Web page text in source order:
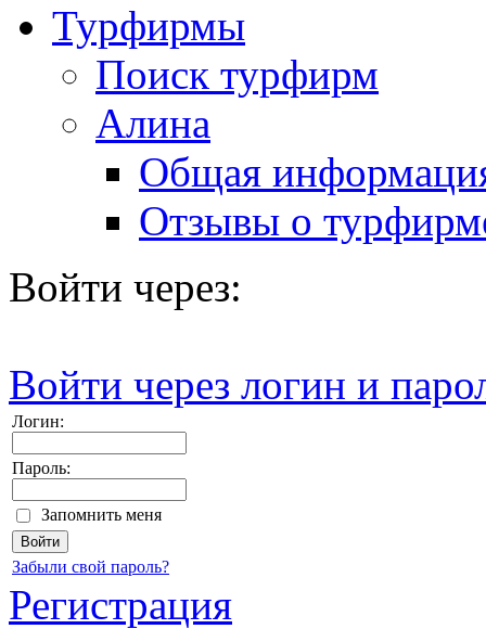
Турфирмы
Поиск турфирм
Алина
Общая
Отзывы о
Войти через:
Войти через логин и
Логин:
Пароль:
Запомнить меня
Забыли свой пароль?
Регистрация